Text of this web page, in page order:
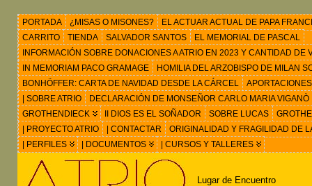
PORTADA ¿MISAS O MISONES?
EL ACTUAR ACTUAL DE PAPA
CARRITO
TIENDA SALVADOR SANTOS
EL MEMORIAL DE PASCAL
INFORMACIÓN SOBRE DONACIONES A ATRIO EN 2023 Y CANTIDAD
IN MEMORIAM PACO GRAMAGE
HOMILIA DEL ARZOBISPO DE MILAN
BONHÖFFER: CARTA DE NAVIDAD DESDE LA CÁRCEL
| SOBRE ATRIO
DECLARACIÓN DE MONSEÑOR CARLO MARIA VIGANÒ
GROTHENDIECK
II DIOS ES EL SOÑADOR SOBRE LUCAS
| PROYECTO ATRIO
| CONTACTAR
ORIGINALIDAD Y FRAGILIDAD DE
| PERFILES
| DOCUMENTOS | CURSOS Y TALLERES
Lugar de Encuentro